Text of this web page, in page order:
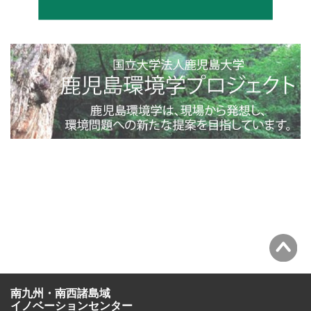
4toppage_photo@2x
南九州・南西諸島域
イノベーションセンター